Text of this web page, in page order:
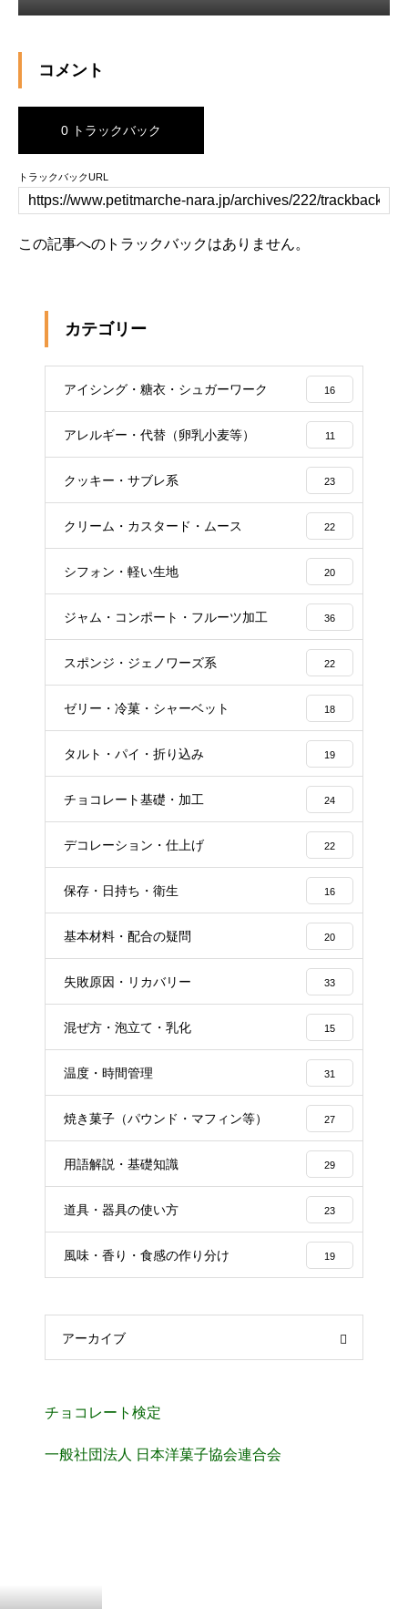
コメント
0 トラックバック
トラックバックURL
この記事へのトラックバックはありません。
カテゴリー
アイシング・糖衣・シュガーワーク 16
アレルギー・代替（卵乳小麦等） 11
クッキー・サブレ系 23
クリーム・カスタード・ムース 22
シフォン・軽い生地 20
ジャム・コンポート・フルーツ加工 36
スポンジ・ジェノワーズ系 22
ゼリー・冷菓・シャーベット 18
タルト・パイ・折り込み 19
チョコレート基礎・加工 24
デコレーション・仕上げ 22
保存・日持ち・衛生 16
基本材料・配合の疑問 20
失敗原因・リカバリー 33
混ぜ方・泡立て・乳化 15
温度・時間管理 31
焼き菓子（パウンド・マフィン等） 27
用語解説・基礎知識 29
道具・器具の使い方 23
風味・香り・食感の作り分け 19
アーカイブ
チョコレート検定
一般社団法人 日本洋菓子協会連合会